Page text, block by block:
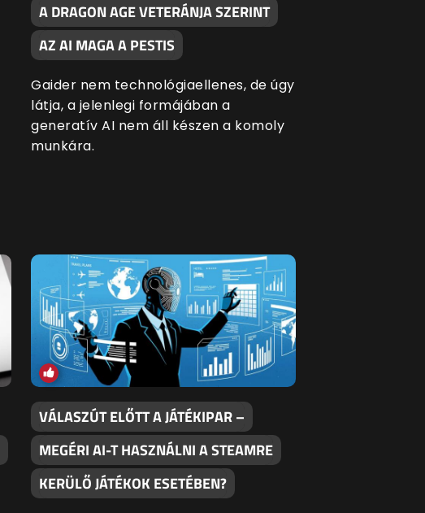
A DRAGON AGE VETERÁNJA SZERINT
AZ AI MAGA A PESTIS
Gaider nem technológiaellenes, de úgy
látja, a jelenlegi formájában a
generatív AI nem áll készen a komoly
munkára.
VÁLASZÚT ELŐTT A JÁTÉKIPAR –
MEGÉRI AI-T HASZNÁLNI A STEAMRE
KERÜLŐ JÁTÉKOK ESETÉBEN?